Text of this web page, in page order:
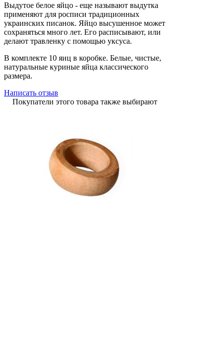
Выдутое белое яйцо - еще называют выдутка
применяют для росписи традиционных
украинских писанок. Яйцо высушенное может
сохраняться много лет. Его расписывают, или
делают травленку с помощью уксуса.
В комплекте 10 яиц в коробке. Белые, чистые,
натуральные куриные яйца классического
размера.
Написать отзыв
Покупатели этого товара также выбирают